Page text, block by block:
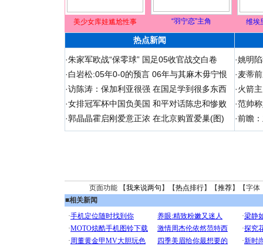
美少女库娃尴尬性事 “羽宁恋”主角 维埃
热点新闻
·朱家军欧战“保零球” 国足05收官战交白卷
·白岩松:05年0-0的预言 06年与其麻木毋宁恨
·访陈涛：保加利亚很强 在国足学到很多东西
·女排冠军杯中国负美国 和平对话陈忠和惨败
·郭晶晶霍启刚爱意正浓 在北京购置爱巢(图)
·姚明
·麦蒂
·火箭
·范帅
·前瞻
页面功能 【我来说两句 】【热点排行】【推荐】【字体
■相关新闻